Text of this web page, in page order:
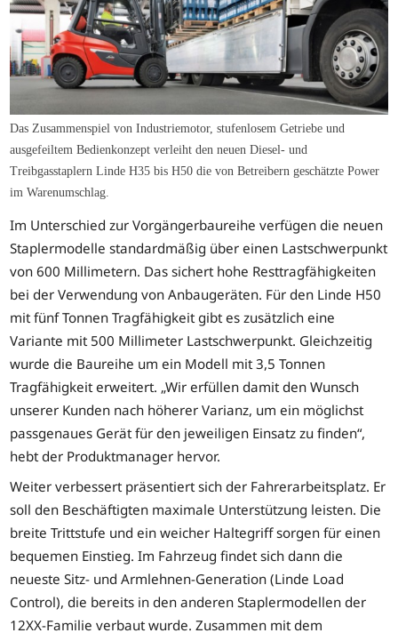
Das Zusammenspiel von Industriemotor, stufenlosem Getriebe und
ausgefeiltem Bedienkonzept verleiht den neuen Diesel- und
Treibgasstaplern Linde H35 bis H50 die von Betreibern geschätzte Power
im Warenumschlag.
Im Unterschied zur Vorgängerbaureihe verfügen die neuen
Staplermodelle standardmäßig über einen Lastschwerpunkt
von 600 Millimetern. Das sichert hohe Resttragfähigkeiten
bei der Verwendung von Anbaugeräten. Für den Linde H50
mit fünf Tonnen Tragfähigkeit gibt es zusätzlich eine
Variante mit 500 Millimeter Lastschwerpunkt. Gleichzeitig
wurde die Baureihe um ein Modell mit 3,5 Tonnen
Tragfähigkeit erweitert. „Wir erfüllen damit den Wunsch
unserer Kunden nach höherer Varianz, um ein möglichst
passgenaues Gerät für den jeweiligen Einsatz zu finden“,
hebt der Produktmanager hervor.
Weiter verbessert präsentiert sich der Fahrerarbeitsplatz. Er
soll den Beschäftigten maximale Unterstützung leisten. Die
breite Trittstufe und ein weicher Haltegriff sorgen für einen
bequemen Einstieg. Im Fahrzeug findet sich dann die
neueste Sitz- und Armlehnen-Generation (Linde Load
Control), die bereits in den anderen Staplermodellen der
12XX-Familie verbaut wurde. Zusammen mit dem